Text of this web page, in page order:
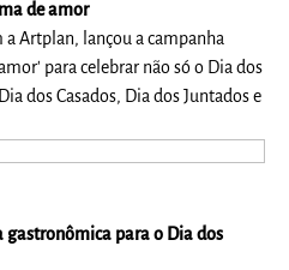
de amor
Artplan, lançou a campanha
para celebrar não só o Dia dos
dos Casados, Dia dos Juntados e
gastronômica para o Dia dos